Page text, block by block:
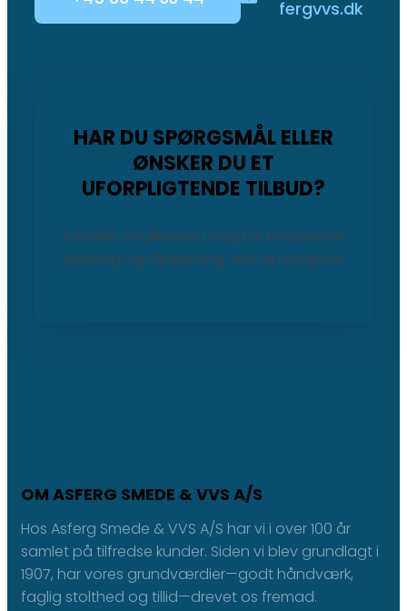
fergvvs.dk
HAR DU SPØRGSMÅL ELLER
ØNSKER DU ET
UFORPLIGTENDE TILBUD?
Kontakt os allerede i dag for kompetent
sparring og rådgivning ved din opgave.
OM ASFERG SMEDE & VVS A/S
Hos Asferg Smede & VVS A/S har vi i over 100 år
samlet på tilfredse kunder. Siden vi blev grundlagt i
1907, har vores grundværdier—godt håndværk,
faglig stolthed og tillid—drevet os fremad.